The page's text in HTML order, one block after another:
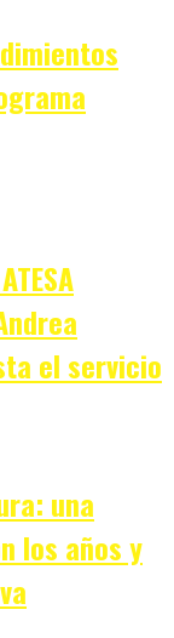
el servicio
una
los años y